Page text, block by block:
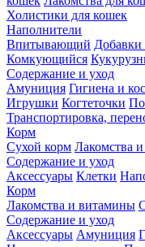
Холистики для кошек
Наполнители
Впитывающий
Комкующийся
Содержание и уход
Амуниция Гигиена и
Игрушки Когтеточки
Транспортировка,
Корм
Сухой корм Лакомства
Содержание и уход
Аксессуары Клетки
Корм
Лакомства и витамины
Содержание и уход
Аксессуары Амуниция